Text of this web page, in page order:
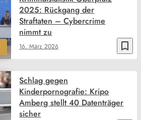
bookmark_border
16. März 2026
2025: Rückgang der
Straftaten – Cybercrime
nimmt zu
Schlag gegen
Kinderpornografie: Kripo
Amberg stellt 40 Datenträger
sicher